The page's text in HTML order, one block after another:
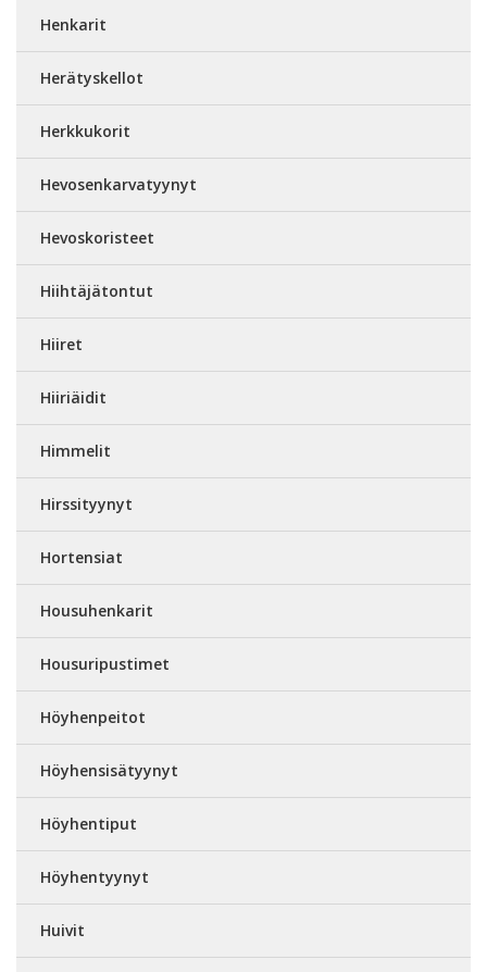
Henkarit
Herätyskellot
Herkkukorit
Hevosenkarvatyynyt
Hevoskoristeet
Hiihtäjätontut
Hiiret
Hiiriäidit
Himmelit
Hirssityynyt
Hortensiat
Housuhenkarit
Housuripustimet
Höyhenpeitot
Höyhensisätyynyt
Höyhentiput
Höyhentyynyt
Huivit